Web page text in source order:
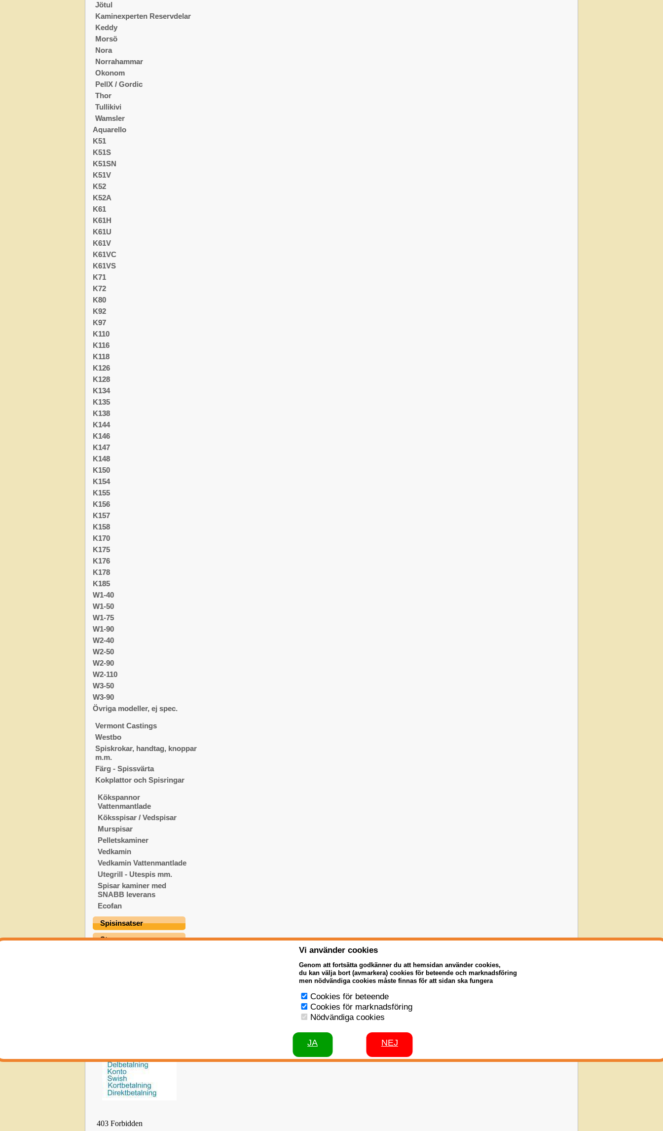
Jötul
Kaminexperten Reservdelar
Keddy
Morsö
Nora
Norrahammar
Okonom
PellX / Gordic
Thor
Tullikivi
Wamsler
Aquarello
K51
K51S
K51SN
K51V
K52
K52A
K61
K61H
K61U
K61V
K61VC
K61VS
K71
K72
K80
K92
K97
K110
K116
K118
K126
K128
K134
K135
K138
K144
K146
K147
K148
K150
K154
K155
K156
K157
K158
K170
K175
K176
K178
K185
W1-40
W1-50
W1-75
W1-90
W2-40
W2-50
W2-90
W2-110
W3-50
W3-90
Övriga modeller, ej spec.
Vermont Castings
Westbo
Spiskrokar, handtag, knoppar
m.m.
Färg - Spissvärta
Kokplattor och Spisringar
Kökspannor
Vattenmantlade
Köksspisar / Vedspisar
Murspisar
Pelletskaminer
Vedkamin
Vedkamin Vattenmantlade
Utegrill - Utespis mm.
Spisar kaminer med
SNABB leverans
Ecofan
Spisinsatser
Stegar
Vi använder cookies
Genom att fortsätta godkänner du att hemsidan använder cookies,
du kan välja bort (avmarkera) cookies för beteende och marknadsföring
men nödvändiga cookies måste finnas för att sidan ska fungera
Cookies för beteende
Cookies för marknadsföring
Nödvändiga cookies
JA NEJ